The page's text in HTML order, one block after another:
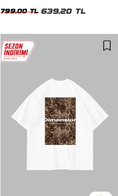
799,00 TL 639,20 TL